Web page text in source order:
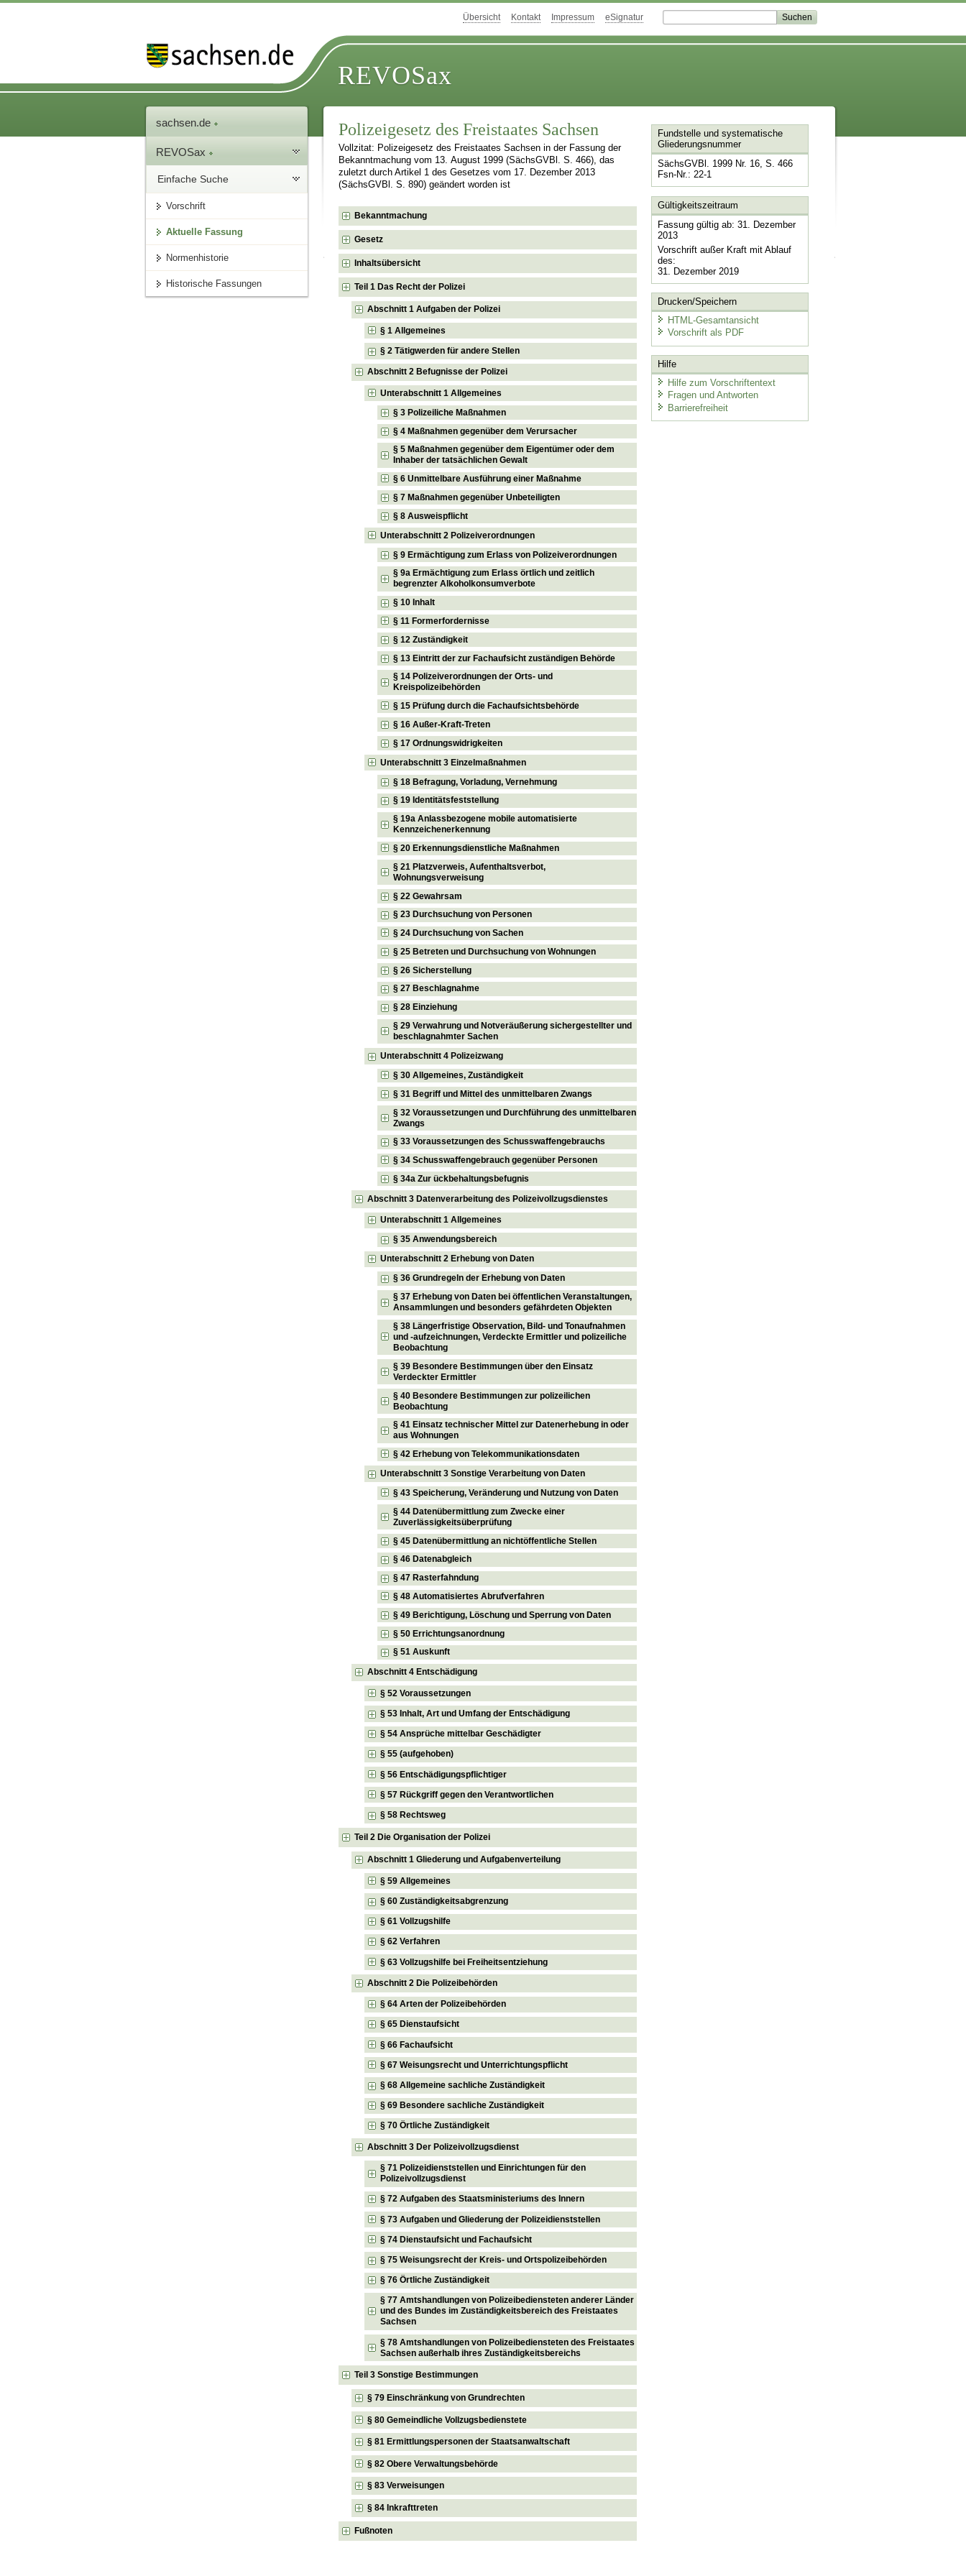
Übersicht Kontakt Impressum eSignatur
REVOSax
sachsen.de
REVOSax
Einfache Suche
Vorschrift
Aktuelle Fassung
Normenhistorie
Historische Fassungen
Polizeigesetz des Freistaates Sachsen
Vollzitat: Polizeigesetz des Freistaates Sachsen in der Fassung der
Bekanntmachung vom 13. August 1999 (SächsGVBl. S. 466), das
zuletzt durch Artikel 1 des Gesetzes vom 17. Dezember 2013
(SächsGVBl. S. 890) geändert worden ist
Bekanntmachung
Gesetz
Inhaltsübersicht
Teil 1 Das Recht der Polizei
Abschnitt 1 Aufgaben der Polizei
§ 1 Allgemeines
§ 2 Tätigwerden für andere Stellen
Abschnitt 2 Befugnisse der Polizei
Unterabschnitt 1 Allgemeines
§ 3 Polizeiliche Maßnahmen
§ 4 Maßnahmen gegenüber dem Verursacher
§ 5 Maßnahmen gegenüber dem Eigentümer oder dem
Inhaber der tatsächlichen Gewalt
§ 6 Unmittelbare Ausführung einer Maßnahme
§ 7 Maßnahmen gegenüber Unbeteiligten
§ 8 Ausweispflicht
Unterabschnitt 2 Polizeiverordnungen
§ 9 Ermächtigung zum Erlass von Polizeiverordnungen
§ 9a Ermächtigung zum Erlass örtlich und zeitlich
begrenzter Alkoholkonsumverbote
§ 10 Inhalt
§ 11 Formerfordernisse
§ 12 Zuständigkeit
§ 13 Eintritt der zur Fachaufsicht zuständigen Behörde
§ 14 Polizeiverordnungen der Orts- und
Kreispolizeibehörden
§ 15 Prüfung durch die Fachaufsichtsbehörde
§ 16 Außer-Kraft-Treten
§ 17 Ordnungswidrigkeiten
Unterabschnitt 3 Einzelmaßnahmen
§ 18 Befragung, Vorladung, Vernehmung
§ 19 Identitätsfeststellung
§ 19a Anlassbezogene mobile automatisierte
Kennzeichenerkennung
§ 20 Erkennungsdienstliche Maßnahmen
§ 21 Platzverweis, Aufenthaltsverbot,
Wohnungsverweisung
§ 22 Gewahrsam
§ 23 Durchsuchung von Personen
§ 24 Durchsuchung von Sachen
§ 25 Betreten und Durchsuchung von Wohnungen
§ 26 Sicherstellung
§ 27 Beschlagnahme
§ 28 Einziehung
§ 29 Verwahrung und Notveräußerung sichergestellter und
beschlagnahmter Sachen
Unterabschnitt 4 Polizeizwang
§ 30 Allgemeines, Zuständigkeit
§ 31 Begriff und Mittel des unmittelbaren Zwangs
§ 32 Voraussetzungen und Durchführung des unmittelbaren
Zwangs
§ 33 Voraussetzungen des Schusswaffengebrauchs
§ 34 Schusswaffengebrauch gegenüber Personen
§ 34a Zur ückbehaltungsbefugnis
Abschnitt 3 Datenverarbeitung des Polizeivollzugsdienstes
Unterabschnitt 1 Allgemeines
§ 35 Anwendungsbereich
Unterabschnitt 2 Erhebung von Daten
§ 36 Grundregeln der Erhebung von Daten
§ 37 Erhebung von Daten bei öffentlichen Veranstaltungen,
Ansammlungen und besonders gefährdeten Objekten
§ 38 Längerfristige Observation, Bild- und Tonaufnahmen
und -aufzeichnungen, Verdeckte Ermittler und polizeiliche
Beobachtung
§ 39 Besondere Bestimmungen über den Einsatz
Verdeckter Ermittler
§ 40 Besondere Bestimmungen zur polizeilichen
Beobachtung
§ 41 Einsatz technischer Mittel zur Datenerhebung in oder
aus Wohnungen
§ 42 Erhebung von Telekommunikationsdaten
Unterabschnitt 3 Sonstige Verarbeitung von Daten
§ 43 Speicherung, Veränderung und Nutzung von Daten
§ 44 Datenübermittlung zum Zwecke einer
Zuverlässigkeitsüberprüfung
§ 45 Datenübermittlung an nichtöffentliche Stellen
§ 46 Datenabgleich
§ 47 Rasterfahndung
§ 48 Automatisiertes Abrufverfahren
§ 49 Berichtigung, Löschung und Sperrung von Daten
§ 50 Errichtungsanordnung
§ 51 Auskunft
Abschnitt 4 Entschädigung
§ 52 Voraussetzungen
§ 53 Inhalt, Art und Umfang der Entschädigung
§ 54 Ansprüche mittelbar Geschädigter
§ 55 (aufgehoben)
§ 56 Entschädigungspflichtiger
§ 57 Rückgriff gegen den Verantwortlichen
§ 58 Rechtsweg
Teil 2 Die Organisation der Polizei
Abschnitt 1 Gliederung und Aufgabenverteilung
§ 59 Allgemeines
§ 60 Zuständigkeitsabgrenzung
§ 61 Vollzugshilfe
§ 62 Verfahren
§ 63 Vollzugshilfe bei Freiheitsentziehung
Abschnitt 2 Die Polizeibehörden
§ 64 Arten der Polizeibehörden
§ 65 Dienstaufsicht
§ 66 Fachaufsicht
§ 67 Weisungsrecht und Unterrichtungspflicht
§ 68 Allgemeine sachliche Zuständigkeit
§ 69 Besondere sachliche Zuständigkeit
§ 70 Örtliche Zuständigkeit
Abschnitt 3 Der Polizeivollzugsdienst
§ 71 Polizeidienststellen und Einrichtungen für den
Polizeivollzugsdienst
§ 72 Aufgaben des Staatsministeriums des Innern
§ 73 Aufgaben und Gliederung der Polizeidienststellen
§ 74 Dienstaufsicht und Fachaufsicht
§ 75 Weisungsrecht der Kreis- und Ortspolizeibehörden
§ 76 Örtliche Zuständigkeit
§ 77 Amtshandlungen von Polizeibediensteten anderer Länder
und des Bundes im Zuständigkeitsbereich des Freistaates
Sachsen
§ 78 Amtshandlungen von Polizeibediensteten des Freistaates
Sachsen außerhalb ihres Zuständigkeitsbereichs
Teil 3 Sonstige Bestimmungen
§ 79 Einschränkung von Grundrechten
§ 80 Gemeindliche Vollzugsbedienstete
§ 81 Ermittlungspersonen der Staatsanwaltschaft
§ 82 Obere Verwaltungsbehörde
§ 83 Verweisungen
§ 84 Inkrafttreten
Fußnoten
Fundstelle und systematische
Gliederungsnummer
SächsGVBl. 1999 Nr. 16, S. 466
Fsn-Nr.: 22-1
Gültigkeitszeitraum
Fassung gültig ab: 31. Dezember
2013
Vorschrift außer Kraft mit Ablauf
des:
31. Dezember 2019
Drucken/Speichern
HTML-Gesamtansicht
Vorschrift als PDF
Hilfe
Hilfe zum Vorschriftentext
Fragen und Antworten
Barrierefreiheit